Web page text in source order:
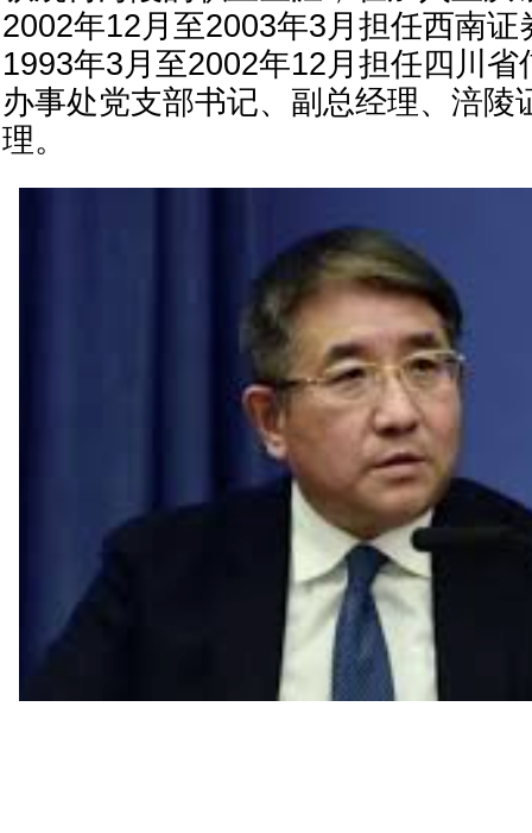
2002年12月至2003年3月担任西南证
1993年3月至2002年12月担任四川
办事处党支部书记、副总经理、涪陵
理。